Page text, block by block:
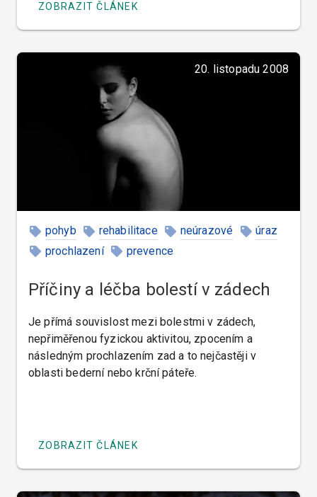
ZOBRAZIT ČLÁNEK
20. listopadu 2008
pohyb rehabilitace neúrazové
úraz
prochlazení
prevence
Příčiny a léčba bolestí v zádech
Je přímá souvislost mezi bolestmi v zádech,
nepřiměřenou fyzickou aktivitou, zpocením a
následným prochlazením zad a to nejčastěji v
oblasti bederní nebo krční páteře.
ZOBRAZIT ČLÁNEK